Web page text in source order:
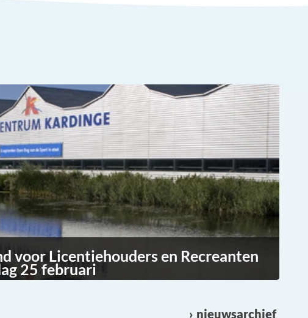
voor Licentiehouders en Recreanten
25 februari
nieuwsarchief